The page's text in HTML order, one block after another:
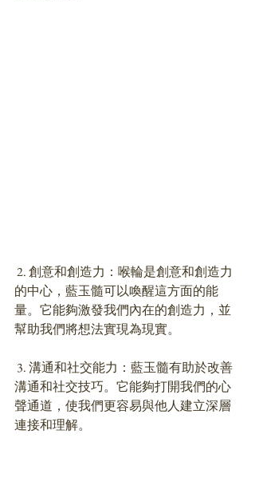
的中心，藍玉髓可以喚醒這方面的能
量。它能夠激發我們內在的創造力，並
幫助我們將想法實現為現實。
溝通和社交技巧。它能夠打開我們的心
聲通道，使我們更容易與他人建立深層
連接和理解。